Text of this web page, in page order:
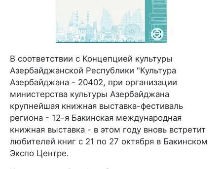
В соответствии с Концепцией культуры
Азербайджанской Республики "Культура
Азербайджана - 20402, при организации
министерства культуры Азербайджана
крупнейшая книжная выставка-фестиваль
региона - 12-я Бакинская международная
книжная выставка - в этом году вновь встретит
любителей книг с 21 по 27 октября в Бакинском
Экспо Центре.